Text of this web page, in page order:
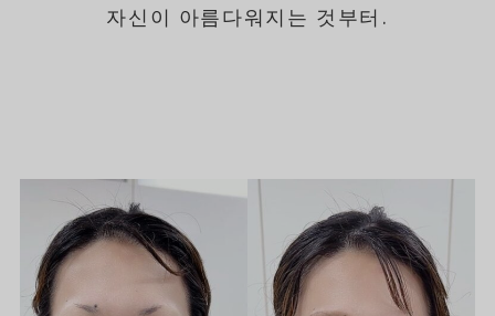
자신이 아름다워지는 것부터.